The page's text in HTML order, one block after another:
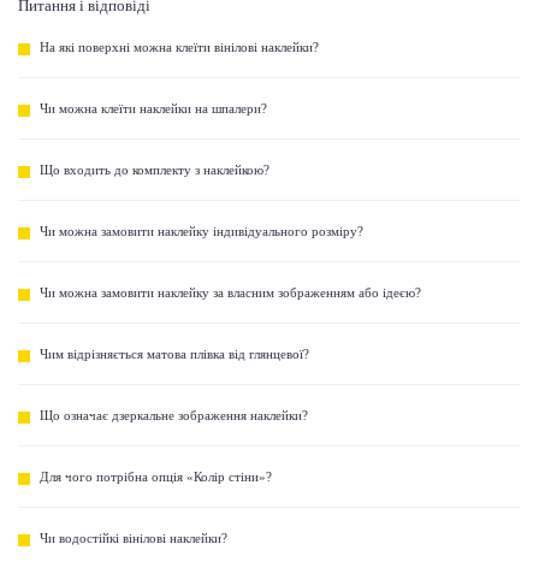
Питання і відповіді
На які поверхні можна клеїти вінілові наклейки?
Чи можна клеїти наклейки на шпалери?
Що входить до комплекту з наклейкою?
Чи можна замовити наклейку індивідуального розміру?
Чи можна замовити наклейку за власним зображенням або ідеєю?
Чим відрізняється матова плівка від глянцевої?
Що означає дзеркальне зображення наклейки?
Для чого потрібна опція «Колір стіни»?
Чи водостійкі вінілові наклейки?